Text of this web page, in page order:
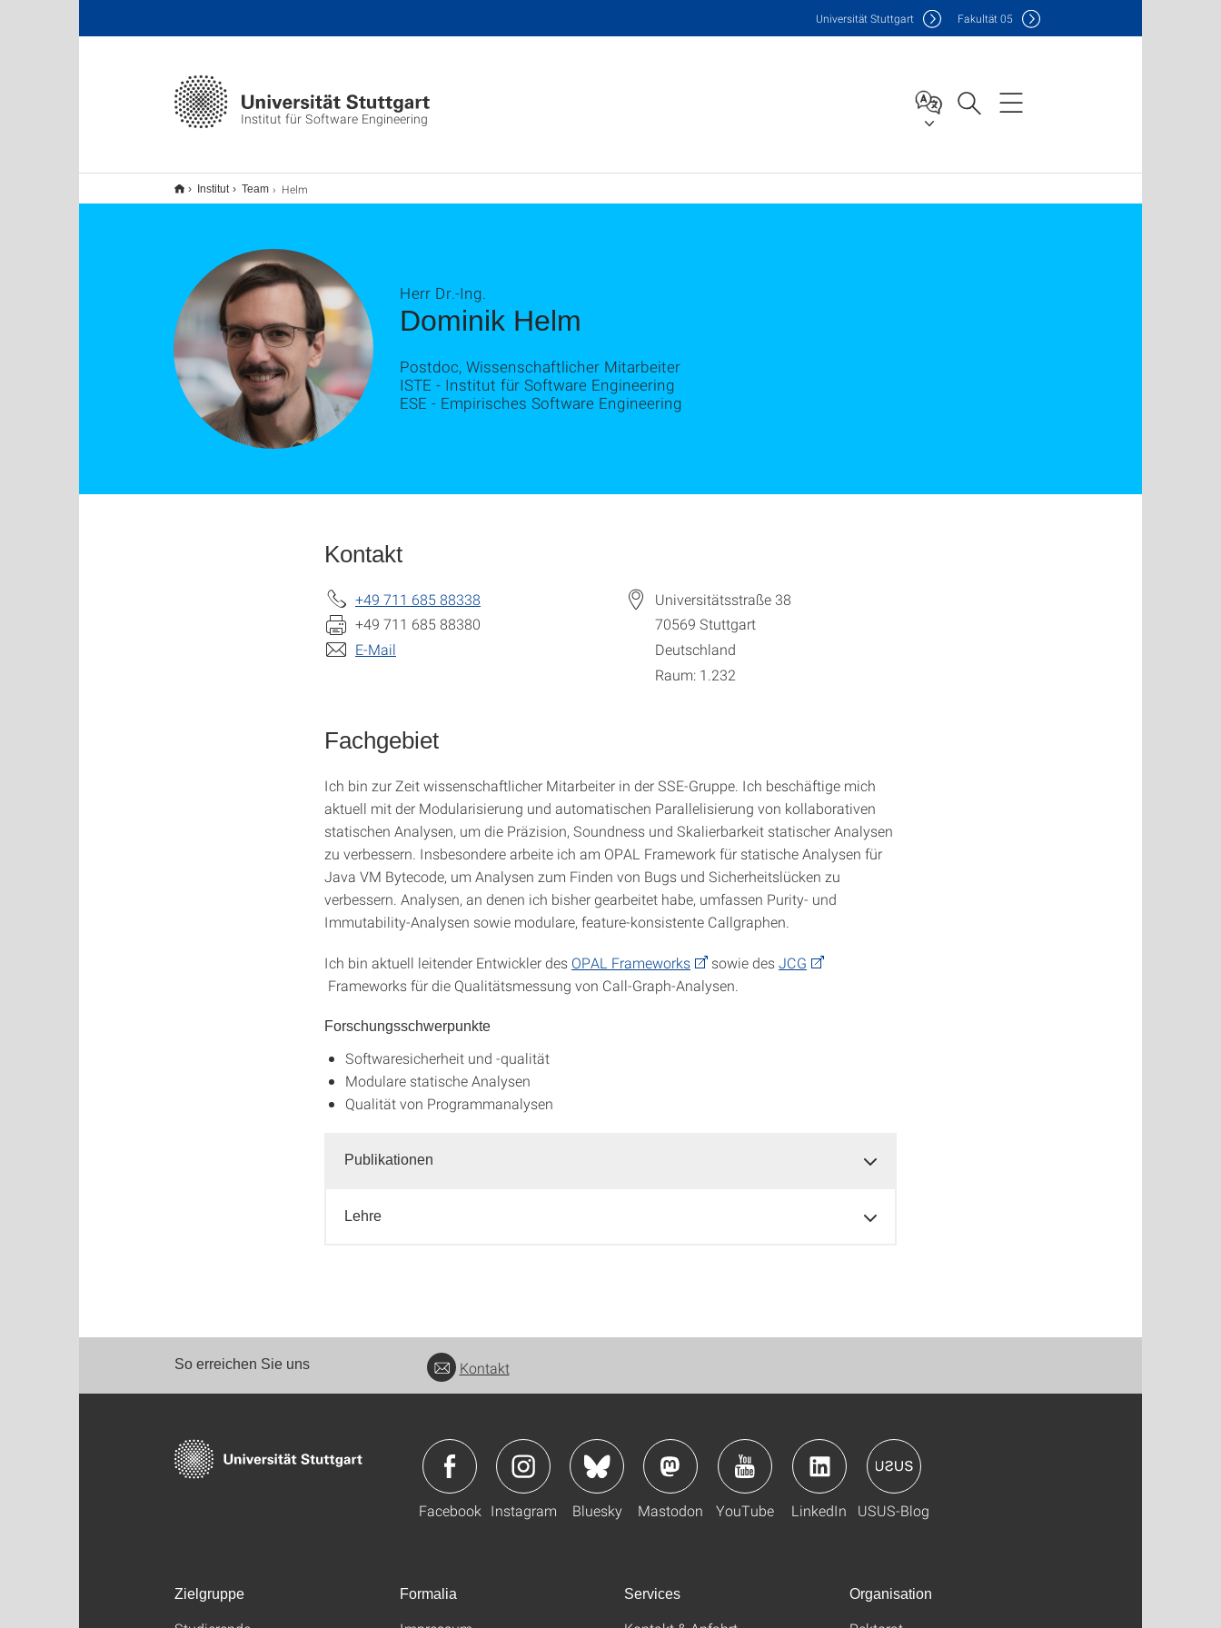
Institut für Software Engineering
Universität Stuttgart Fakultät05
Institut Team Helm
Dominik Helm
Herr Dr.-Ing.
Postdoc, Wissenschaftlicher Mitarbeiter
ISTE - Institut für Software Engineering
ESE - Empirisches Software Engineering
Kontakt
+49 711 685 88338
+49 711 685 88380
E-Mail
Universitätsstraße 38
70569 Stuttgart
Deutschland
Raum: 1.232
Fachgebiet
Ich bin zur Zeit wissenschaftlicher Mitarbeiter in der SSE-Gruppe. Ich beschäftige mich
aktuell mit der Modularisierung und automatischen Parallelisierung von kollaborativen
statischen Analysen, um die Präzision, Soundness und Skalierbarkeit statischer Analysen
zu verbessern. Insbesondere arbeite ich am OPAL Framework für statische Analysen für
Java VM Bytecode, um Analysen zum Finden von Bugs und Sicherheitslücken zu
verbessern. Analysen, an denen ich bisher gearbeitet habe, umfassen Purity- und
Immutability-Analysen sowie modulare, feature-konsistente Callgraphen.
Ich bin aktuell leitender Entwickler des OPAL Frameworks sowie desJCG
Frameworks für die Qualitätsmessung von Call-Graph-Analysen.
Forschungsschwerpunkte
Softwaresicherheit und -qualität
Modulare statische Analysen
Qualität von Programmanalysen
Publikationen
Lehre
So erreichen Sie uns Kontakt
Facebook Instagram Bluesky Mastodon YouTube LinkedIn USUS-Blog
Zielgruppe Formalia Services Organisation